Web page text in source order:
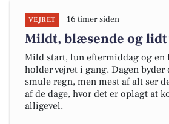
VEJRET 16 timer siden
Mildt, blæsende og lidt
Mild start, lun eftermiddag og en
holder vejret i gang. Dagen
smule regn, men mest af alt ser
af de dage, hvor det er oplagt at
alligevel.